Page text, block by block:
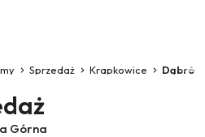
Sprzedaż Krapkowice
Górna